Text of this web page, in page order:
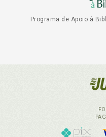
Programa de Apoio à